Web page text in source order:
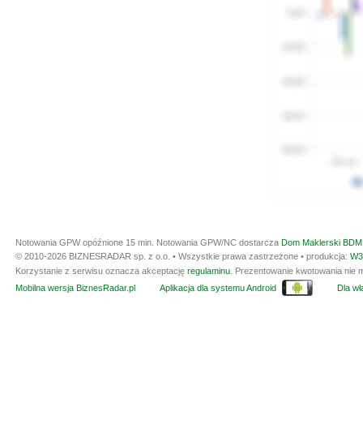
Notowania GPW opóźnione 15 min. Notowania GPW/NC dostarcza Dom Maklerski
© 2010-2026 BIZNESRADAR sp. z o.o. • Wszystkie prawa zastrzeżone • produkcja:
Korzystanie z serwisu oznacza akceptację regulaminu. Prezentowanie kwotowania nie
Mobilna wersja BiznesRadar.pl
Aplikacja dla systemu Android Dla